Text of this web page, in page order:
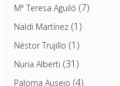
Mª Teresa Aguiló (7)
Naldi Martínez(1)
Néstor Trujillo (1)
Nuria Alberti (31)
Paloma Ausejo (4)